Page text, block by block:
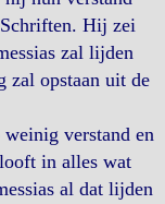
Hij zei
zal lijden
zal opstaan uit de
verstand en
in alles wat
al dat lijden